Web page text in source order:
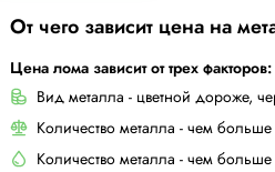
От чего зависит цена на
Цена лома зависит от трех факторов:
Вид металла - цветной дороже,
Количество металла - чем
Количество металла - чем